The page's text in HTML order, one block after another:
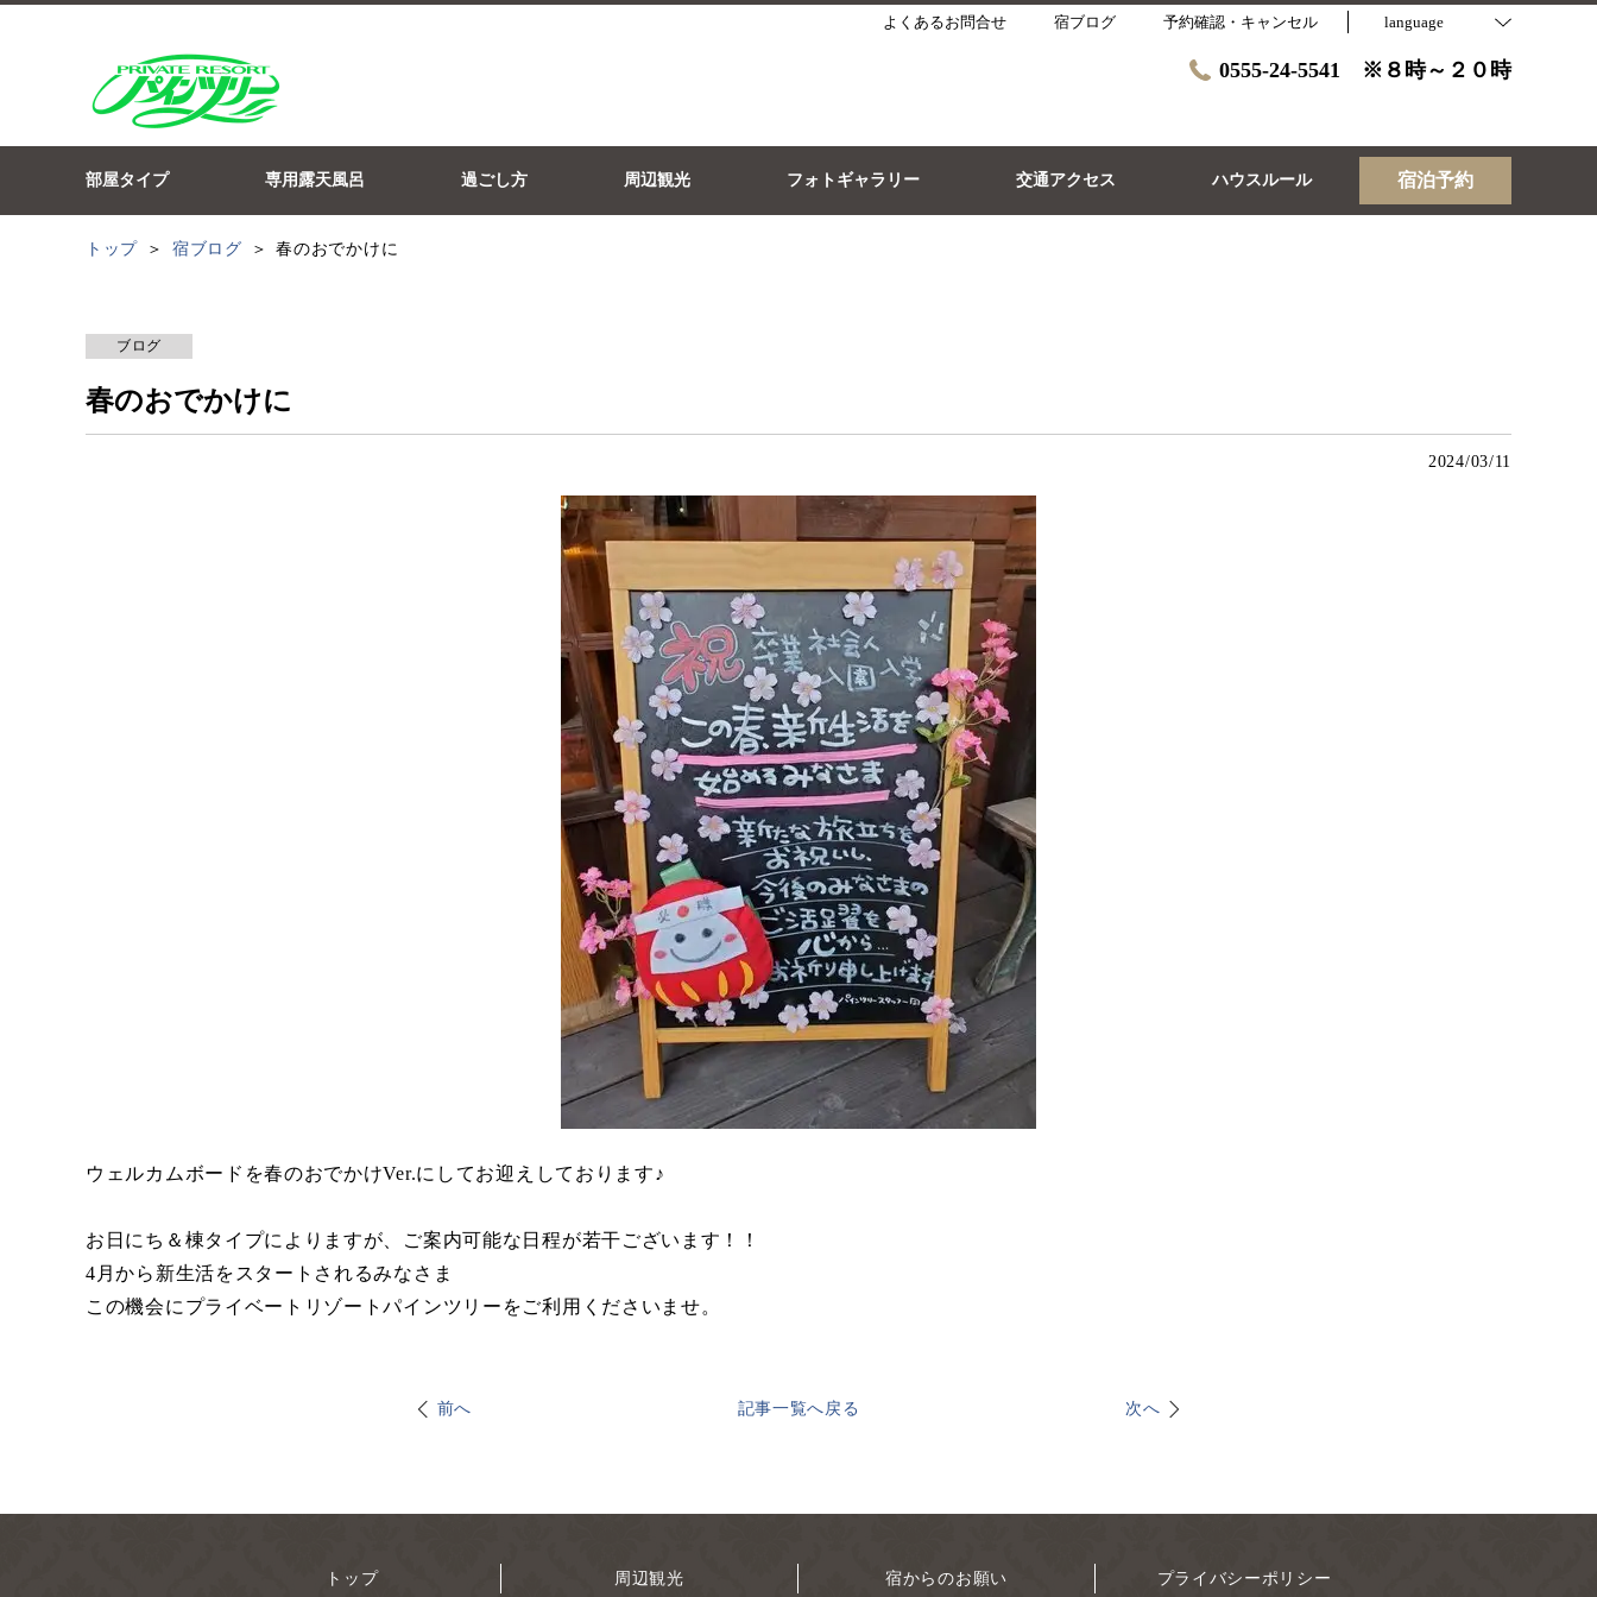
よくあるお問合せ 宿ブログ 予約確認・キャンセル language
0555-24-5541 ※８時～２０時
部屋タイプ 専用露天風呂 過ごし方 周辺観光 フォトギャラリー 交通アクセス ハウスルール 宿泊予約
トップ 宿ブログ 春のおでかけに
ブログ
春のおでかけに
2024/03/11
ウェルカムボードを春のおでかけVer.にしてお迎えしております♪
お日にち＆棟タイプによりますが、ご案内可能な日程が若干ございます！！
4月から新生活をスタートされるみなさま
この機会にプライベートリゾートパインツリーをご利用くださいませ。
前へ 記事一覧へ戻る 次へ
トップ 周辺観光 宿からのお願い プライバシーポリシー